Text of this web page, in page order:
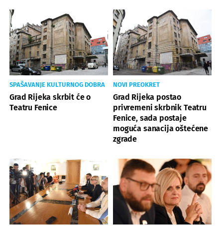
SPAŠAVANJE KULTURNOG DOBRA
Grad Rijeka skrbit će o
Teatru Fenice
NOVI PREOKRET
Grad Rijeka postao
privremeni skrbnik Teatru
Fenice, sada postaje
moguća sanacija oštećene
zgrade